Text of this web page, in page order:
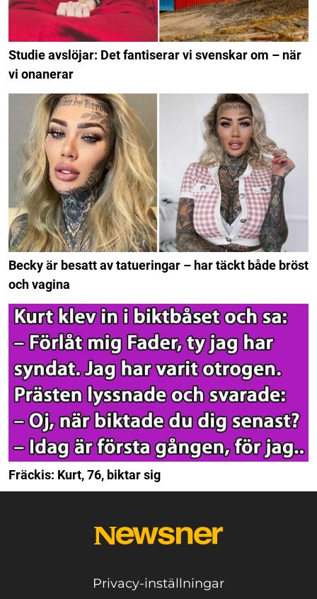
Studie avslöjar: Det fantiserar vi svenskar om – när
vi onanerar
Becky är besatt av tatueringar – har täckt både bröst
och vagina
Fräckis: Kurt, 76, biktar sig
Privacy-inställningar